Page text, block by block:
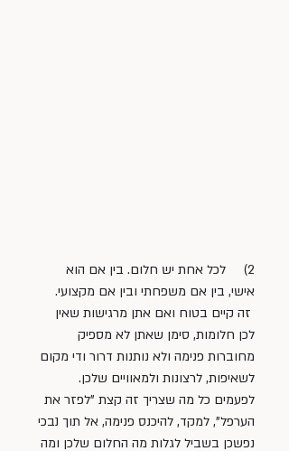
2)     לכל אחת יש חלום. בין אם הוא
אישי, בין אם משפחתי ובין אם מקצועי.
זה קיים בטוח ואם אתן מרגישות שאין
לכן חלומות, סימן שאתן לא מספיק
מחוברות פנימה ולא נותנות דרור ודי מקום
לשאיפות, לרצונות ולמאוויים שלכן.
לפעמים כל מה שצריך זה קצת "לפזר את
הערפל", למקד, להיכנס פנימה, אל תוך נבכי
נפשכן בשביל לגלות מה החלום שלכן ומה